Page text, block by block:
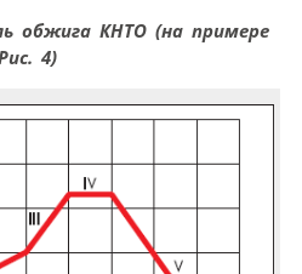
обжига КНТО (на примере
4)